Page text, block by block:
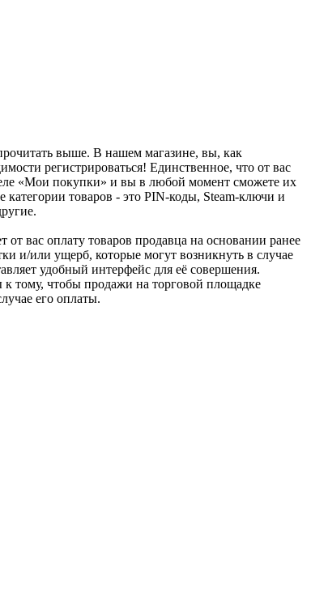
выше. В нашем магазине, вы, как
регистрироваться! Единственное, что от вас
«Мои покупки» и вы в любой момент сможете их
товаров - это PIN-коды, Steam-ключи и
вас оплату товаров продавца на основании ранее
и/или ущерб, которые могут возникнуть в случае
удобный интерфейс для её совершения.
к тому, чтобы продажи на торговой площадке
его оплаты.